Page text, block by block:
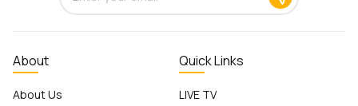
About
About Us
Quick Links
LIVE TV